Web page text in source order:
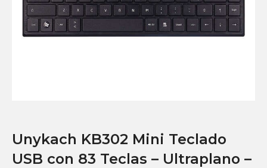
Unykach KB302 Mini Teclado
USB con 83 Teclas – Ultraplano –